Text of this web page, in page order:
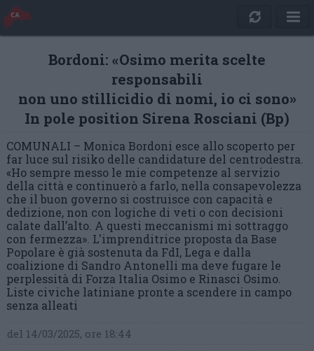
Bordoni: «Osimo merita scelte
responsabili
non uno stillicidio di nomi, io ci sono»
In pole position Sirena Rosciani (Bp)
COMUNALI – Monica Bordoni esce allo scoperto per
far luce sul risiko delle candidature del centrodestra.
«Ho sempre messo le mie competenze al servizio
della città e continuerò a farlo, nella consapevolezza
che il buon governo si costruisce con capacità e
dedizione, non con logiche di veti o con decisioni
calate dall’alto. A questi meccanismi mi sottraggo
con fermezza». L'imprenditrice proposta da Base
Popolare è già sostenuta da FdI, Lega e dalla
coalizione di Sandro Antonelli ma deve fugare le
perplessità di Forza Italia Osimo e Rinasci Osimo.
Liste civiche latiniane pronte a scendere in campo
senza alleati
del 14/03/2025, ore 18:44